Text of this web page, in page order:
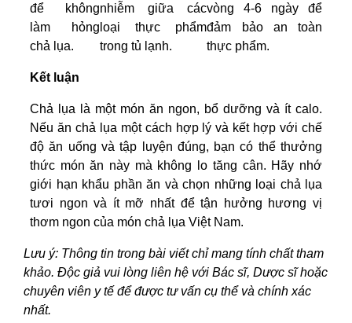
để không
làm hỏng
chả lụa.
nhiễm giữa các
loại thực phẩm
trong tủ lạnh.
vòng 4-6 ngày để
đảm bảo an toàn
thực phẩm.
Kết luận
Chả lụa là một món ăn ngon, bổ dưỡng và ít calo.
Nếu ăn chả lụa một cách hợp lý và kết hợp với chế
độ ăn uống và tập luyện đúng, bạn có thể thưởng
thức món ăn này mà không lo tăng cân. Hãy nhớ
giới hạn khẩu phần ăn và chọn những loại chả lụa
tươi ngon và ít mỡ nhất để tận hưởng hương vị
thơm ngon của món chả lụa Việt Nam.
Lưu ý: Thông tin trong bài viết chỉ mang tính chất tham
khảo. Độc giả vui lòng liên hệ với Bác sĩ, Dược sĩ hoặc
chuyên viên y tế để được tư vấn cụ thể và chính xác
nhất.